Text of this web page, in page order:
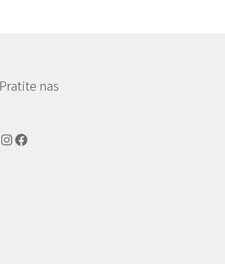
Pratite nas
Instagram
Facebook